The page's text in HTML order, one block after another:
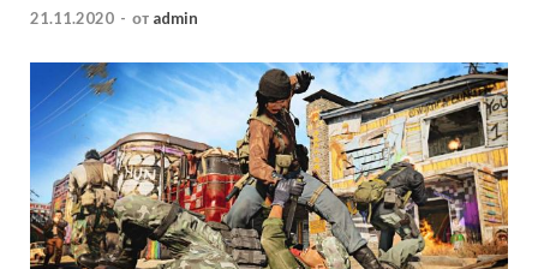
21.11.2020 - от admin